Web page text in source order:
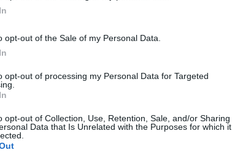
opt-out of the Sale of my Personal Data.
opt-out of processing my Personal Data for Targeted
opt-out of Collection, Use, Retention, Sale, and/or Sharing
Data that Is Unrelated with the Purposes for which it